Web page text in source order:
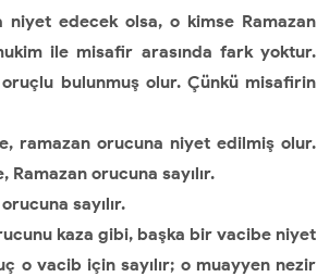
edecek olsa, o kimse Ramazan
ile misafir arasında fark yoktur.
bulunmuş olur. Çünkü misafirin
ramazan orucuna niyet edilmiş olur.
orucuna sayılır.
sayılır.
kaza gibi, başka bir vacibe niyet
o vacib için sayılır; o muayyen nezir